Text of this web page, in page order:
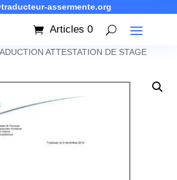
assermente.org
Articles 0
ATTESTATION DE STAGE